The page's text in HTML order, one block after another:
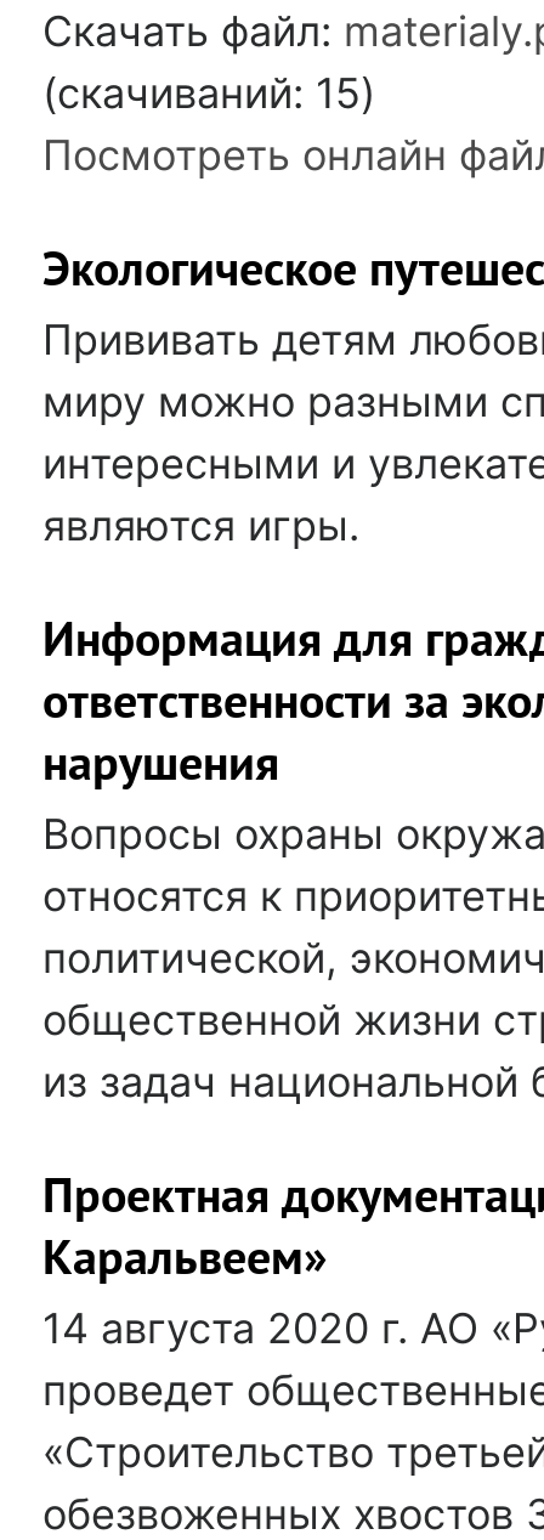
Скачать файл:
(cкачиваний: 15)
Посмотреть онлайн
Экологическое
Прививать детям
миру можно разными
интересными и
являются игры.
Информация для
ответственности за
нарушения
Вопросы охраны
относятся к
политической,
общественной жизни
из задач национальной
Проектная
Каральвеем»
14 августа 2020 г. АО
проведет
«Строительство
обезвоженных